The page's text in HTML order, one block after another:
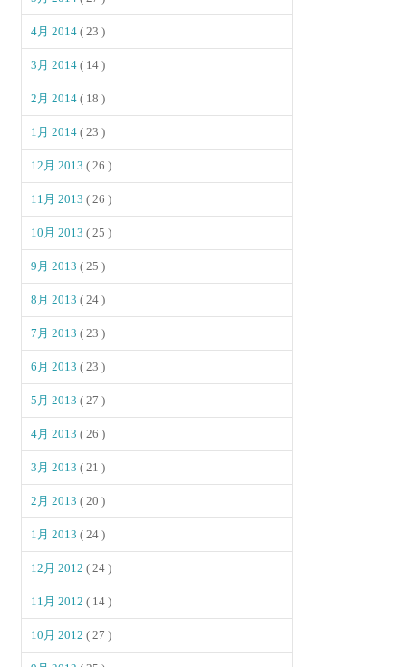
4月 2014( 23 )
3月 2014( 14 )
2月 2014( 18 )
1月 2014( 23 )
12月 2013( 26 )
11月 2013( 26 )
10月 2013( 25 )
9月 2013( 25 )
8月 2013( 24 )
7月 2013( 23 )
6月 2013( 23 )
5月 2013( 27 )
4月 2013( 26 )
3月 2013( 21 )
2月 2013( 20 )
1月 2013( 24 )
12月 2012( 24 )
11月 2012( 14 )
10月 2012( 27 )